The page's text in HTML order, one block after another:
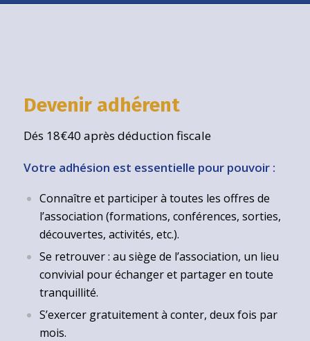
Devenir adhérent
Dés 18€40 après déduction fiscale
Votre adhésion est essentielle pour pouvoir :
Connaître et participer à toutes les offres de
l’association (formations, conférences, sorties,
découvertes, activités, etc.).
Se retrouver : au siège de l’association, un lieu
convivial pour échanger et partager en toute
tranquillité.
S’exercer gratuitement à conter, deux fois par
mois.